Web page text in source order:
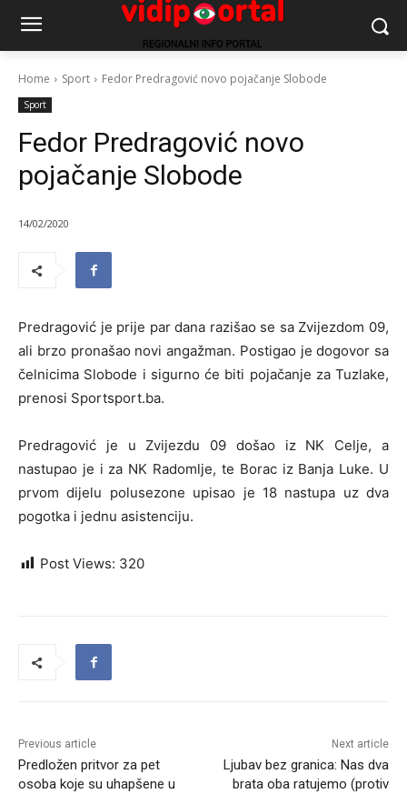
Home Sport Fedor Predragović novo pojačanje Slobode
Sport
Fedor Predragović novo
pojačanje Slobode
14/02/2020
Predragović je prije par dana razišao se sa Zvijezdom 09,
ali brzo pronašao novi angažman. Postigao je dogovor sa
čelnicima Slobode i sigurno će biti pojačanje za Tuzlake,
prenosi Sportsport.ba.
Predragović je u Zvijezdu 09 došao iz NK Celje, a
nastupao je i za NK Radomlje, te Borac iz Banja Luke. U
prvom dijelu polusezone upisao je 18 nastupa uz dva
pogotka i jednu asistenciju.
Post Views: 320
Previous article
Predložen pritvor za pet
osoba koje su uhapšene u
Next article
Ljubav bez granica: Nas dva
brata oba ratujemo (protiv